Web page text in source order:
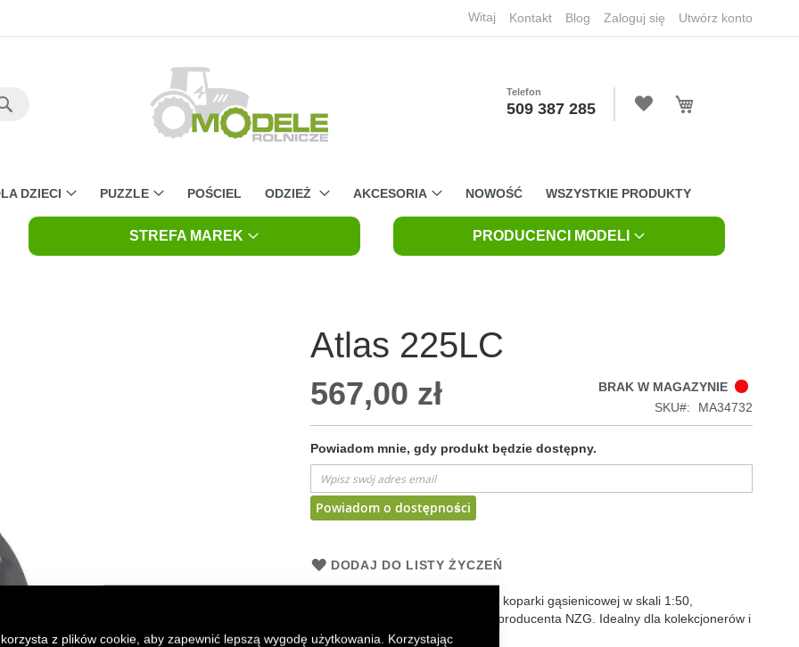
z plików cookie, aby zapewnić lepszą wygodę użytkowania. Korzystając
Witaj Kontakt Blog Zaloguj się Utwórz konto
Telefon
509 387 285
DZIECI PUZZLE POŚCIEL ODZIEŻ AKCESORIA NOWOŚĆ WSZYSTKIE PRODUKTY
STREFA MAREK PRODUCENCI MODELI
Atlas 225LC
567,00 zł
BRAK W MAGAZYNIE
SKU
MA34732
Powiadom mnie, gdy produkt będzie dostępny.
Powiadom o dostępności
DODAJ DO LISTY ŻYCZEŃ
Atlas 225LC to imponujący model koparki gąsienicowej w skali 1:50,
stworzony przez renomowanego producenta NZG. Idealny dla kolekcjonerów i
miłośników maszyn budowlanych.